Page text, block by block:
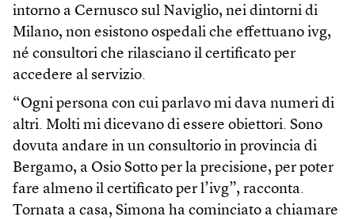
intorno a Cernusco sul Naviglio, nei dintorni di
Milano, non esistono ospedali che effettuano ivg,
né consultori che rilasciano il certificato per
accedere al servizio.
“Ogni persona con cui parlavo mi dava numeri di
altri. Molti mi dicevano di essere obiettori. Sono
dovuta andare in un consultorio in provincia di
Bergamo, a Osio Sotto per la precisione, per poter
fare almeno il certificato per l’ivg”, racconta.
Tornata a casa, Simona ha cominciato a chiamare